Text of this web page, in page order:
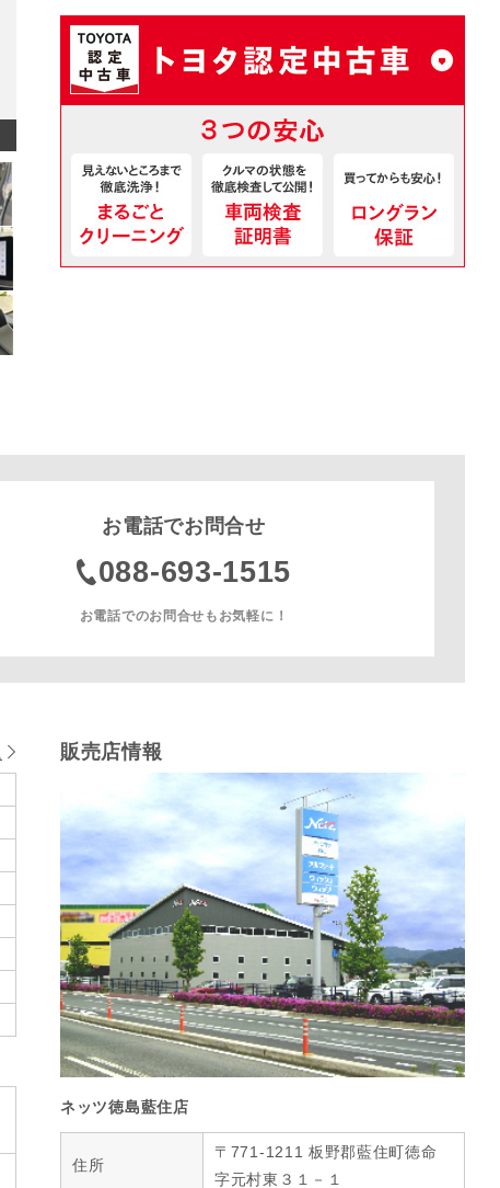
お電話でお問合せ
088-693-1515
お電話でのお問合せもお気軽に！
販売店情報
ネッツ徳島藍住店
住所
〒771-1211 板野郡藍住町徳命
字元村東３１－１